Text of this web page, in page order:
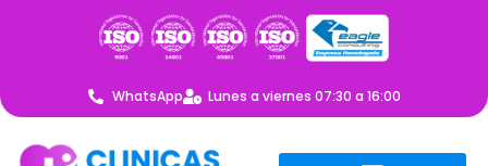
WhatsApp Lunes a viernes 07:30 a 16:00